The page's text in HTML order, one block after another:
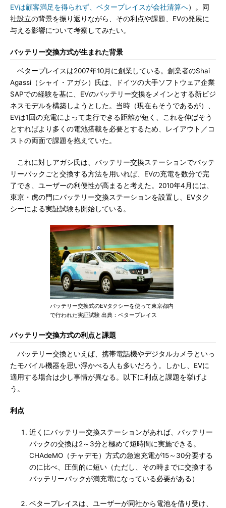
EVは顧客満足を得られず、ベタープレイスが会社清算へ）。同
社設立の背景を振り返りながら、その利点や課題、EVの発展に
与える影響について考察してみたい。
バッテリー交換方式が生まれた背景
ベタープレイスは2007年10月に創業している。創業者のShai
Agassi（シャイ・アガシ）氏は、ドイツの大手ソフトウェア企業
SAPでの経験を基に、EVのバッテリー交換をメインとする新ビジ
ネスモデルを構築しようとした。当時（現在もそうであるが）、
EVは1回の充電によって走行できる距離が短く、これを伸ばそう
とすればより多くの電池搭載を必要とするため、レイアウト／コ
ストの両面で課題を抱えていた。
これに対しアガシ氏は、バッテリー交換ステーションでバッテ
リーパックごと交換する方法を用いれば、EVの充電を数分で完
了でき、ユーザーの利便性が高まると考えた。2010年4月には、
東京・虎の門にバッテリー交換ステーションを設置し、EVタク
シーによる実証試験も開始している。
バッテリー交換式のEVタクシーを使って東京都内
で行われた実証試験 出典：ベタープレイス
バッテリー交換方式の利点と課題
バッテリー交換といえば、携帯電話機やデジタルカメラといっ
たモバイル機器を思い浮かべる人も多いだろう。しかし、EVに
適用する場合は少し事情が異なる。以下に利点と課題を挙げよ
う。
利点
近くにバッテリー交換ステーションがあれば、バッテリー
パックの交換は2～3分と極めて短時間に実施できる。
CHAdeMO（チャデモ）方式の急速充電が15～30分要する
のに比べ、圧倒的に短い（ただし、その時までに交換する
バッテリーパックが満充電になっている必要がある）
ベタープレイスは、ユーザーが同社から電池を借り受け、